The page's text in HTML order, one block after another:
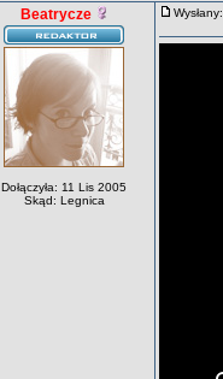
Beatrycze
Dołączyła: 11 Lis 2005
Skąd: Legnica